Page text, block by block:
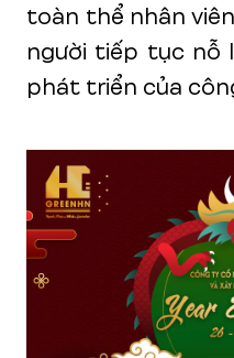
toàn thể nhân
người tiếp tục nỗ
phát triển của